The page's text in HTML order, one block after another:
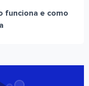
funciona e como